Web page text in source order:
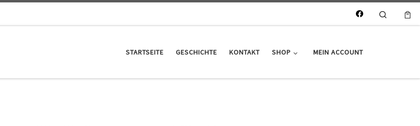
Search
STARTSEITE GESCHICHTE KONTAKT SHOP MEIN ACCOUNT